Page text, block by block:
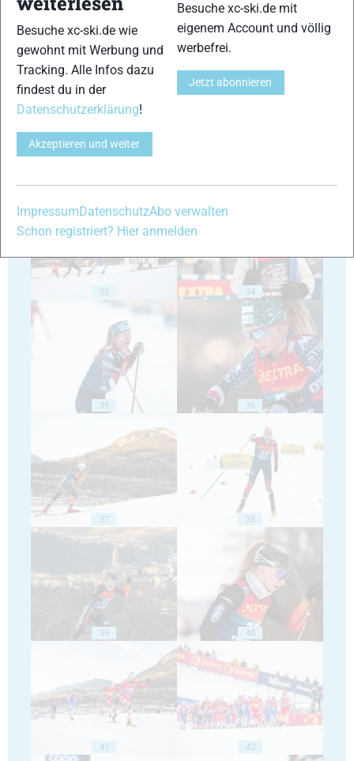
29
33 34
35 36
37 38
39 40
41 42
Besuche xc-ski.de wie
gewohnt mit Werbung und
Tracking. Alle Infos dazu
findest du in der
Datenschutzerklärung!
Akzeptieren und weiter
Besuche xc-ski.de mit
eigenem Account und völlig
werbefrei.
Jetzt abonnieren
ImpressumDatenschutzAbo verwalten
Schon registriert? Hier anmelden